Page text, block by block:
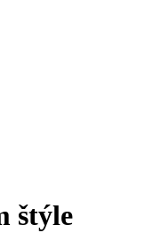
štýle